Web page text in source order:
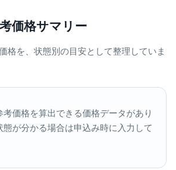
価格サマリー
格を、状態別の目安として整理していま
価格を算出できる価格データがあり
態が分かる場合は申込み時に入力して